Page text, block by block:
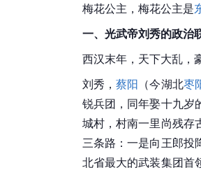
梅花公主，梅花公主是
一、光武帝刘秀的政治
西汉末年，天下大乱，
刘秀 ，蔡阳 （今湖北枣
锐兵团，同年娶十九岁
城村，村南一里尚残存
三条路：一是向王郎投
北省最大的武装集团